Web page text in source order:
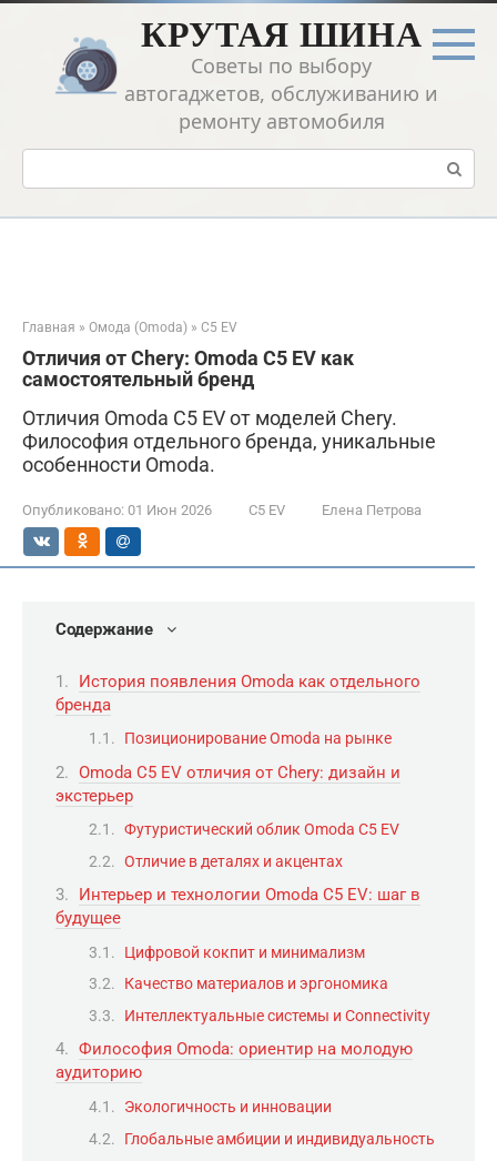
Перейти
контенту
КРУТАЯ ШИНА
Советы по выбору
автогаджетов, обслуживанию и
ремонту автомобиля
Поиск:
Главная » Омода (Omoda) » C5 EV
Отличия от Chery: Omoda C5 EV как
самостоятельный бренд
Отличия Omoda C5 EV от моделей Chery.
Философия отдельного бренда, уникальные
особенности Omoda.
Опубликовано: 01 Июн 2026 C5 EV Елена Петрова
Содержание
История появления Omoda как отдельного
бренда
Позиционирование Omoda на рынке
Omoda C5 EV отличия от Chery: дизайн и
экстерьер
Футуристический облик Omoda C5 EV
Отличие в деталях и акцентах
Интерьер и технологии Omoda C5 EV: шаг в
будущее
Цифровой кокпит и минимализм
Качество материалов и эргономика
Интеллектуальные системы и Connectivity
Философия Omoda: ориентир на молодую
аудиторию
Экологичность и инновации
Глобальные амбиции и индивидуальность